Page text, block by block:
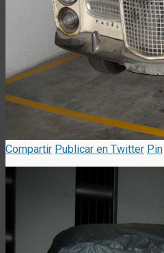
Compartir Publicar en Twitter Pin